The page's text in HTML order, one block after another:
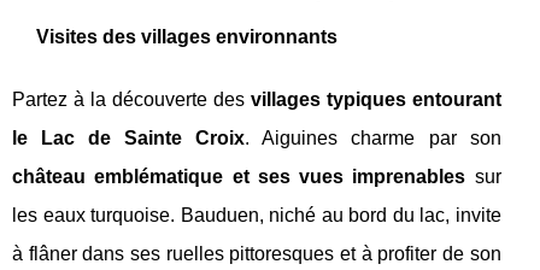
Visites des villages environnants
Partez à la découverte des villages typiques entourant
le Lac de Sainte Croix. Aiguines charme par son
château emblématique et ses vues imprenables sur
les eaux turquoise. Bauduen, niché au bord du lac, invite
à flâner dans ses ruelles pittoresques et à profiter de son